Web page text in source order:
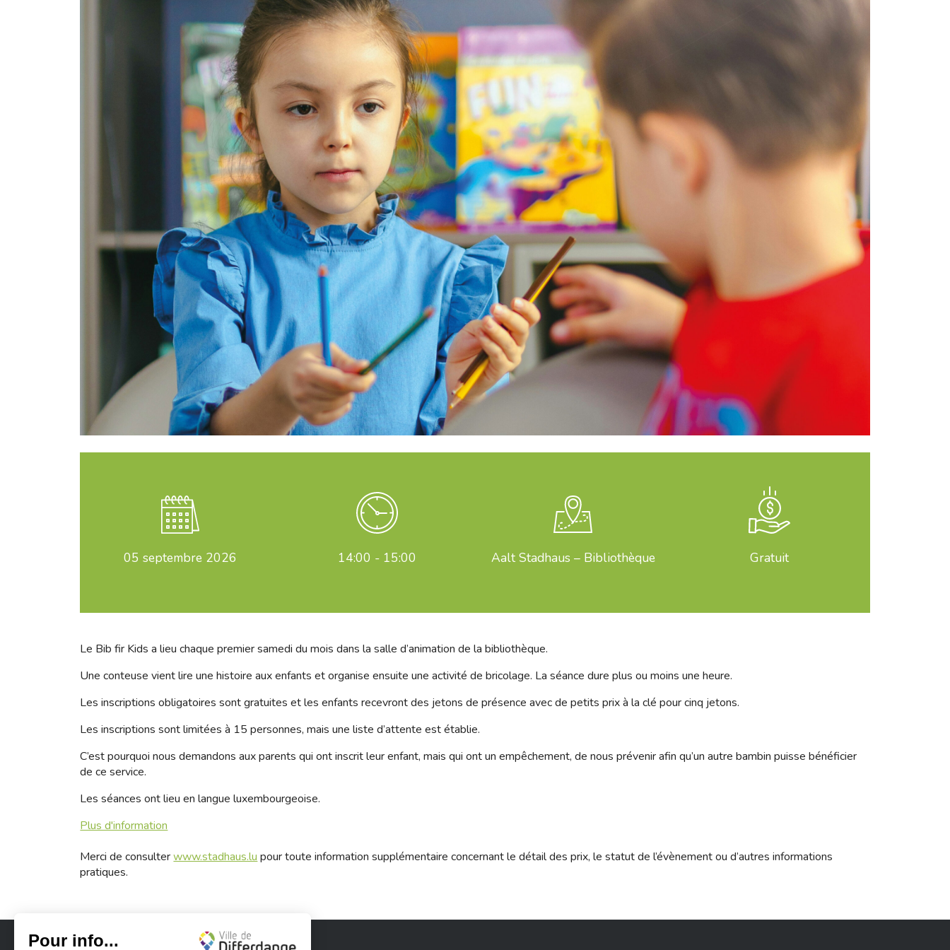
05 septembre 2026 14:00 - 15:00 Aalt Stadhaus – Bibliothèque Gratuit
Le Bib fir Kids a lieu chaque premier samedi du mois dans la salle d’animation de la bibliothèque.
Une conteuse vient lire une histoire aux enfants et organise ensuite une activité de bricolage. La séance dure plus ou moins une heure.
Les inscriptions obligatoires sont gratuites et les enfants recevront des jetons de présence avec de petits prix à la clé pour cinq jetons.
Les inscriptions sont limitées à 15 personnes, mais une liste d’attente est établie.
C’est pourquoi nous demandons aux parents qui ont inscrit leur enfant, mais qui ont un empêchement, de nous prévenir afin qu’un autre bambin puisse bénéficier
de ce service.
Les séances ont lieu en langue luxembourgeoise.
Plus d'information
Merci de consulterwww.stadhaus.lu pour toute information supplémentaire concernant le détail des prix, le statut de l’évènement ou d’autres informations
pratiques.